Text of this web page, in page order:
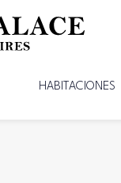
HABITACIONES